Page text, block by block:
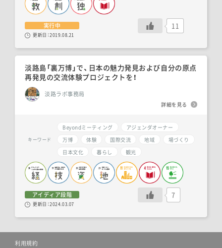
淡路島「裏万博」で、日本の魅力発見および自分の原点
再発見の交流体験プロジェクトを！
淡路ラボ事務局
詳細を見る
キーワード
Beyondミーティング
アジェンダオーナー
万博
体験 国際交流 地域
場づくり
日本文化
暮らし 観光
アイディア段階
更新日：2024.03.07
7
実行中
更新日：2019.08.21
11
利用規約